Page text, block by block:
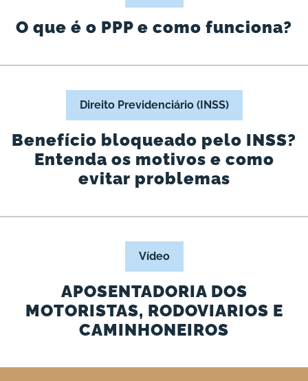
O que é o PPP e como funciona?
Direito Previdenciário (INSS)
Benefício bloqueado pelo INSS?
Entenda os motivos e como
evitar problemas
Vídeo
APOSENTADORIA DOS
MOTORISTAS, RODOVIARIOS E
CAMINHONEIROS